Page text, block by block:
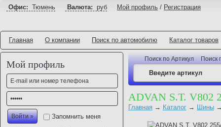
Офис: Тюмень Валюта: руб Мой профиль / Регистрация
Главная О компании Поиск по автомобилю Каталог товаров
Мой профиль
Запомнить меня
Поиск по Артикул Поиск
ADVAN S.T. V802
Главная → Каталог → Шины